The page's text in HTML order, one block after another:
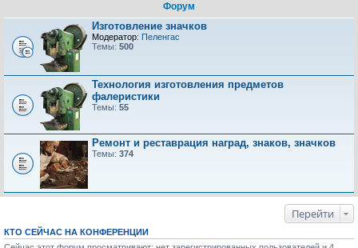
Форум
Изготовление значков
Модератор: Пеленгас
Темы: 500
Технология изготовления предметов
фалеристики
Темы: 55
Ремонт и реставрация наград, знаков, значков
Темы: 374
Перейти
КТО СЕЙЧАС НА КОНФЕРЕНЦИИ